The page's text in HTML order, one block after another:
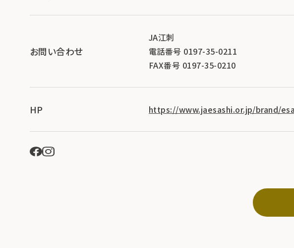
お問い合わせ
JA江刺
電話番号 0197-35-0211
FAX番号 0197-35-0210
HP https://www.jaesashi.or.jp/brand/